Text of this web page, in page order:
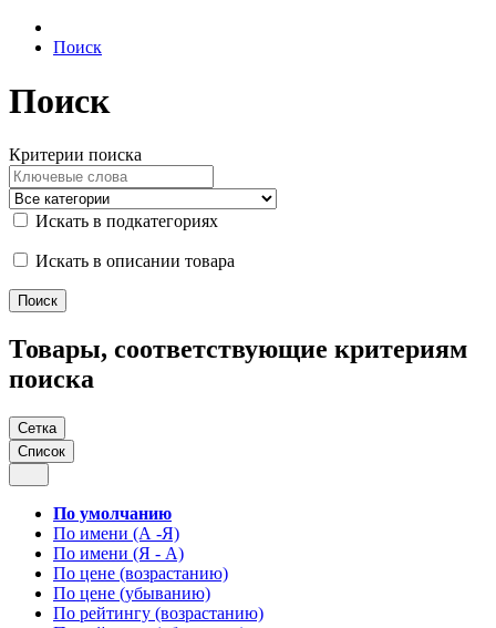
Поиск
Поиск
Критерии поиска
Искать в подкатегориях
Искать в описании товара
Товары, соответствующие критериям
поиска
Сетка
Список
По умолчанию
По имени (А -Я)
По имени (Я - А)
По цене (возрастанию)
По цене (убыванию)
По рейтингу (возрастанию)